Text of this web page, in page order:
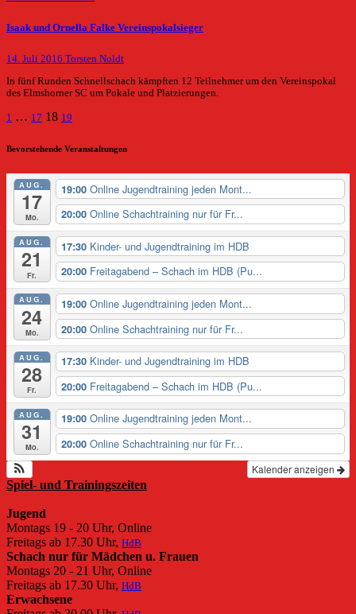
Isaak und Ornella Falke Vereinspokalsieger
14. Juli 2016 Torsten Noldt
In fünf Runden Schnellschach kämpften 12 Teilnehmer um den Vereinspokal
des Elmshorner SC um Pokale und Platzierungen.
Seitennummerierung
der
1 … 17 18 19
Bevorstehende Veranstaltungen
AUG.
17
Mo.
19:00 Online Jugendtraining jeden Mont...
20:00 Online Schachtraining nur für Fr...
AUG.
21
Fr.
17:30 Kinder- und Jugendtraining im HDB
20:00 Freitagabend – Schach im HDB (Pu...
AUG.
24
Mo.
19:00 Online Jugendtraining jeden Mont...
20:00 Online Schachtraining nur für Fr...
AUG.
28
Fr.
17:30 Kinder- und Jugendtraining im HDB
20:00 Freitagabend – Schach im HDB (Pu...
AUG.
31
Mo.
19:00 Online Jugendtraining jeden Mont...
20:00 Online Schachtraining nur für Fr...
Kalender anzeigen
Spiel- und Trainingszeiten
Jugend
Montags 19 - 20 Uhr, Online
Freitags ab 17.30 Uhr, HdB
Schach nur für Mädchen u. Frauen
Montags 20 - 21 Uhr, Online
Freitags ab 17.30 Uhr, HdB
Erwachsene